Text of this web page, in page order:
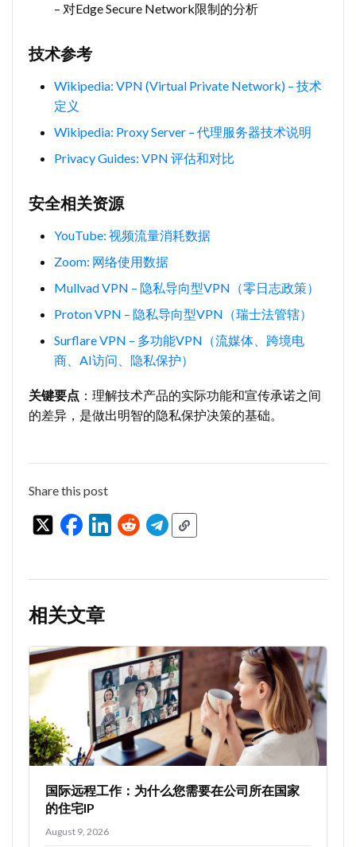
– 对Edge Secure Network限制的分析
技术参考
Wikipedia: VPN (Virtual Private Network) – 技术
定义
Wikipedia: Proxy Server – 代理服务器技术说明
Privacy Guides: VPN 评估和对比
安全相关资源
YouTube: 视频流量消耗数据
Zoom: 网络使用数据
Mullvad VPN – 隐私导向型VPN（零日志政策）
Proton VPN – 隐私导向型VPN（瑞士法管辖）
Surflare VPN – 多功能VPN（流媒体、跨境电
商、AI访问、隐私保护）
关键要点 ：理解技术产品的实际功能和宣传承诺之间
的差异，是做出明智的隐私保护决策的基础。
Share this post
相关文章
国际远程工作：为什么您需要在公司所在国家
的住宅IP
August 9, 2026